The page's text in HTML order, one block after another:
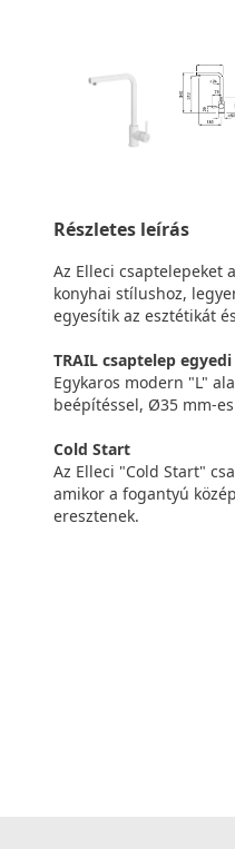
Részletes leírás
Az Elleci csaptelepeket
konyhai stílushoz,
egyesítik az esztétikát
TRAIL csaptelep
Egykaros modern "L"
beépítéssel, Ø35 mm-
Cold Start
Az Elleci "Cold Start"
amikor a fogantyú
eresztenek.